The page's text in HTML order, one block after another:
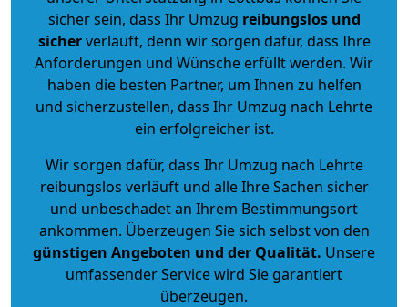
sicher sein, dass Ihr Umzug reibungslos und
sicherverläuft, denn wir sorgen dafür, dass Ihre
Anforderungen und Wünsche erfüllt werden. Wir
haben die besten Partner, um Ihnen zu helfen
und sicherzustellen, dass Ihr Umzug nach Lehrte
ein erfolgreicher ist.
Wir sorgen dafür, dass Ihr Umzug nach Lehrte
reibungslos verläuft und alle Ihre Sachen sicher
und unbeschadet an Ihrem Bestimmungsort
ankommen. Überzeugen Sie sich selbst von den
günstigen Angeboten und der Qualität. Unsere
umfassender Service wird Sie garantiert
überzeugen.